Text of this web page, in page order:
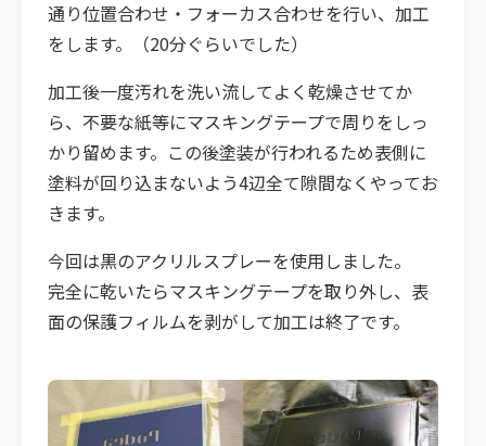
通り位置合わせ・フォーカス合わせを行い、加工
をします。（20分ぐらいでした）
加工後一度汚れを洗い流してよく乾燥させてか
ら、不要な紙等にマスキングテープで周りをしっ
かり留めます。この後塗装が行われるため表側に
塗料が回り込まないよう4辺全て隙間なくやってお
きます。
今回は黒のアクリルスプレーを使用しました。
完全に乾いたらマスキングテープを取り外し、表
面の保護フィルムを剥がして加工は終了です。